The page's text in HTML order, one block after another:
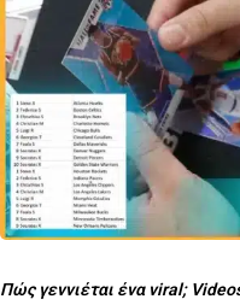
Πώς γεννιέται ένα viral;